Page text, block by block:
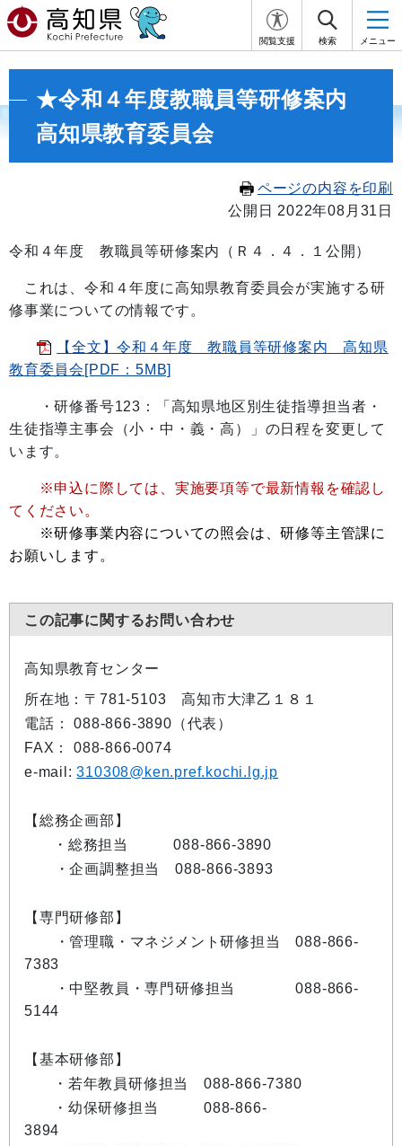
閲覧支援 検索 メニュー
★令和４年度教職員等研修案内
高知県教育委員会
ページの内容を印刷
公開日 2022年08月31日
令和４年度 教職員等研修案内（Ｒ４．４．１公開）
これは、令和４年度に高知県教育委員会が実施する研
修事業についての情報です。
【全文】令和４年度 教職員等研修案内 高知県
教育委員会[PDF：5MB]
・研修番号123：「高知県地区別生徒指導担当者・
生徒指導主事会（小・中・義・高）」の日程を変更して
います。
※申込に際しては、実施要項等で最新情報を確認し
てください。
※研修事業内容についての照会は、研修等主管課に
お願いします。
この記事に関するお問い合わせ
高知県教育センター
所在地：〒781-5103 高知市大津乙１８１
電話： 088-866-3890（代表）
FAX： 088-866-0074
e-mail:310308@ken.pref.kochi.lg.jp
【総務企画部】
・総務担当 088-866-3890
・企画調整担当 088-866-3893
【専門研修部】
・管理職・マネジメント研修担当 088-866-
7383
・中堅教員・専門研修担当 088-866-
5144
【基本研修部】
・若年教員研修担当 088-866-7380
・幼保研修担当 088-866-
3894